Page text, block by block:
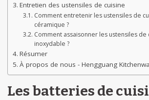
Entretien des ustensiles de cuisine
Comment entretenir les ustensiles de
céramique ?
Comment assaisonner les ustensiles de
inoxydable ?
Résumer
À propos de nous - Hengguang
Les batteries de